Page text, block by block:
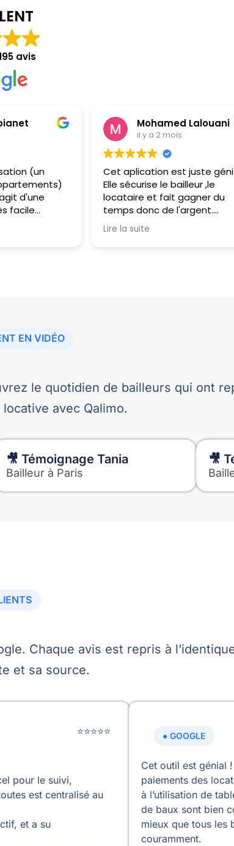
avis
(un
d'une
facile
Je
réactivité
Mohamed Lalouani
il y a 2 mois
Cet aplication est juste
Elle sécurise le bailleur ,le
locataire et fait gagner du
temps donc de l'argent.
A noter de la réactivité et
grande PATIENCE de la
Lire la suite
EN VIDÉO
le quotidien de bailleurs qui ont
avec Qalimo.
🎥 Témoignage Tania
Bailleur à Paris
🎥
Chaque avis est repris à
et sa source.
⭐⭐⭐⭐⭐
pour le suivi,
est centralisé au
et a su
● GOOGLE
Cet outil est génial
paiements des
à l’utilisation de
de baux sont bien
mieux que tous les
couramment.